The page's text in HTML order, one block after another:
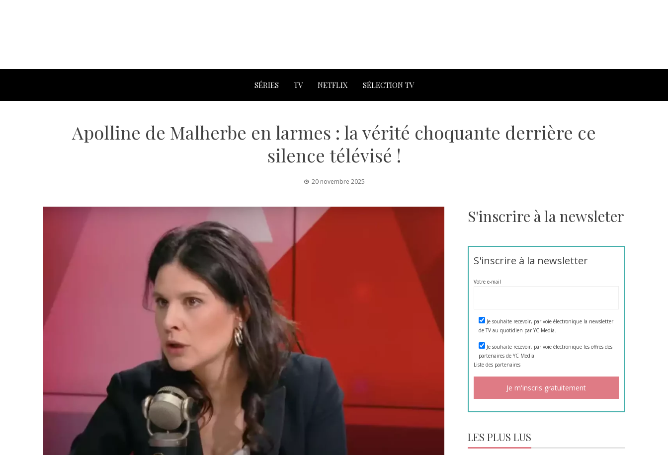
SÉRIES TV NETFLIX SÉLECTION TV
Apolline de Malherbe en larmes : la vérité choquante derrière ce
silence télévisé !
20 novembre 2025
S'inscrire à la newsleter
S'inscrire à la newsletter
Votre e-mail
Je souhaite recevoir, par voie électronique la newsletter
de TV au quotidien par YC Media.
Je souhaite recevoir, par voie électronique les offres des
partenaires de YC Media
Liste des partenaires
LES PLUS LUS